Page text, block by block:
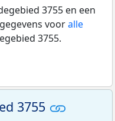
3755 en een
vooralle
3755.
3755